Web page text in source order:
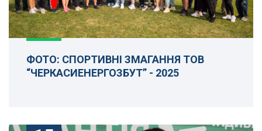
ФОТО: СПОРТИВНІ ЗМАГАННЯ ТОВ
“ЧЕРКАСИЕНЕРГОЗБУТ” - 2025